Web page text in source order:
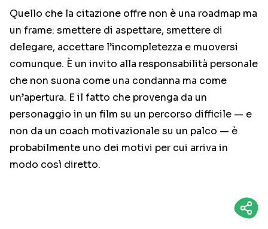
Quello che la citazione offre non è una roadmap ma
un frame: smettere di aspettare, smettere di
delegare, accettare l’incompletezza e muoversi
comunque. È un invito alla responsabilità personale
che non suona come una condanna ma come
un’apertura. E il fatto che provenga da un
personaggio in un film su un percorso difficile — e
non da un coach motivazionale su un palco — è
probabilmente uno dei motivi per cui arriva in
modo così diretto.